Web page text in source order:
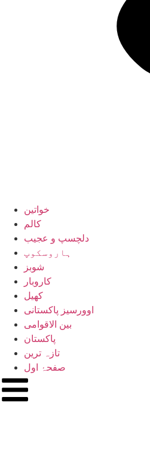
خواتین
کالم
دلچسپ و عجیب
ہاروسکوپ
شوبز
کاروبار
کھیل
اوورسیز پاکستانی
بین الاقوامی
پاکستان
تازہ ترین
صفحۂ اول